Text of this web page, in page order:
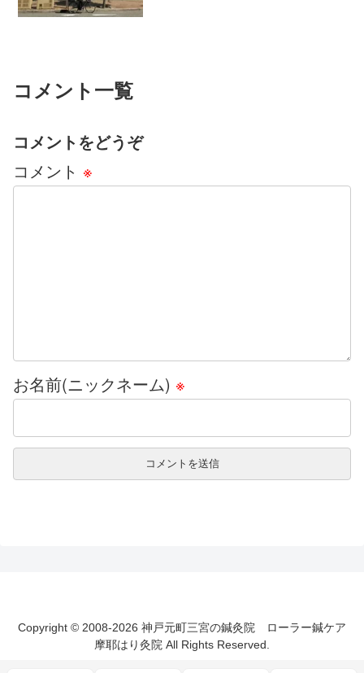
コメント一覧
コメントをどうぞ
コメント ※
お名前(ニックネーム) ※
Copyright © 2008-2026 神戸元町三宮の鍼灸院 ローラー鍼ケア
摩耶はり灸院 All Rights Reserved.